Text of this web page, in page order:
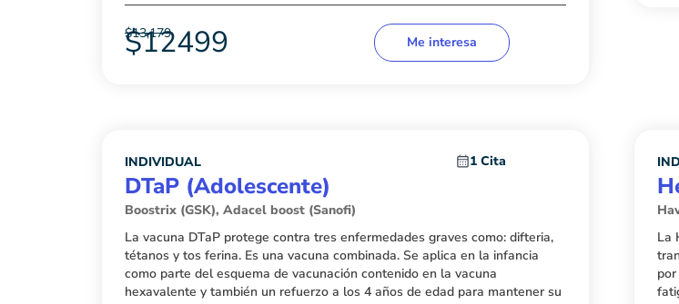
$13,179
$12499 Me interesa
INDIVIDUAL
DTaP (Adolescente)
Boostrix (GSK), Adacel boost (Sanofi)
1 Cita
La vacuna DTaP protege contra tres enfermedades graves como: difteria,
tétanos y tos ferina. Es una vacuna combinada. Se aplica en la infancia
como parte del esquema de vacunación contenido en la vacuna
hexavalente y también un refuerzo a los 4 años de edad para mantener su
La